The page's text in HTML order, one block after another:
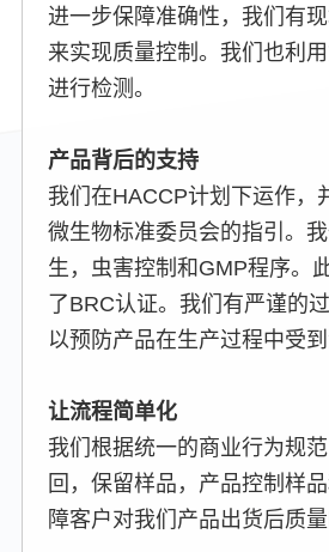
进一步保障准确性，我们有
来实现质量控制。我们也利
进行检测。
产品背后的支持
我们在HACCP计划下运作，
微生物标准委员会的指引。
生，虫害控制和GMP程序。
了BRC认证。我们有严谨的
以预防产品在生产过程中受到
让流程简单化
我们根据统一的商业行为规
回，保留样品，产品控制样
障客户对我们产品出货后质量